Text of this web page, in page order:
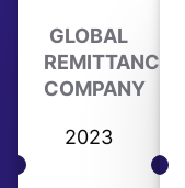
GLOBAL
REMITTANCE
COMPANY
2023